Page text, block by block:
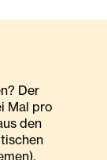
Der
Mal pro
den